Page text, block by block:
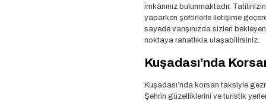
imkânınız bulunmaktadır.
yaparken şoförlerle iletişime
sayede varışınızda sizleri
noktaya rahatlıkla ulaşabilirsiniz.
Kuşadası’nda
Kuşadası’nda korsan taksiyle
Şehrin güzelliklerini ve turistik